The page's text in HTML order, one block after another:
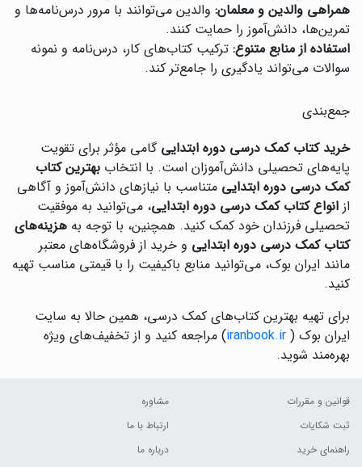
همراهی والدین و معلمان: والدین می‌توانند با مرور درس‌نامه‌ها و
تمرین‌ها، دانش‌آموز را حمایت کنند.
استفاده از منابع متنوع: ترکیب کتاب‌های کار، درس‌نامه و نمونه
سوالات می‌تواند یادگیری را جامع‌تر کند.
جمع‌بندی
خرید کتاب کمک درسی دوره ابتدایی گامی مؤثر برای تقویت
پایه‌های تحصیلی دانش‌آموزان است. با انتخاب بهترین کتاب
کمک درسی دوره ابتدایی متناسب با نیازهای دانش‌آموز و آگاهی
از انواع کتاب کمک درسی دوره ابتدایی، می‌توانید به موفقیت
تحصیلی فرزندان خود کمک کنید. همچنین، با توجه به هزینه‌های
کتاب کمک درسی دوره ابتدایی و خرید از فروشگاه‌های معتبر
مانند ایران بوک، می‌توانید منابع باکیفیت را با قیمتی مناسب تهیه
کنید.
برای تهیه بهترین کتاب‌های کمک درسی، همین حالا به سایت
ایران بوک ( iranbook.ir) مراجعه کنید و از تخفیف‌های ویژه
بهره‌مند شوید.
قوانین و مقررات
ثبت شکایات
راهنمای خرید
مشاوره
ارتباط با ما
درباره ما